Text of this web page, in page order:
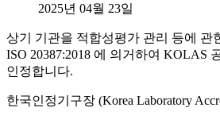
2025년 04월 23일
상기 기관을 적합성평가 관리 등에 관
ISO 20387:2018 에 의거하여 KOLAS
인정합니다.
한국인정기구장 (Korea Laboratory